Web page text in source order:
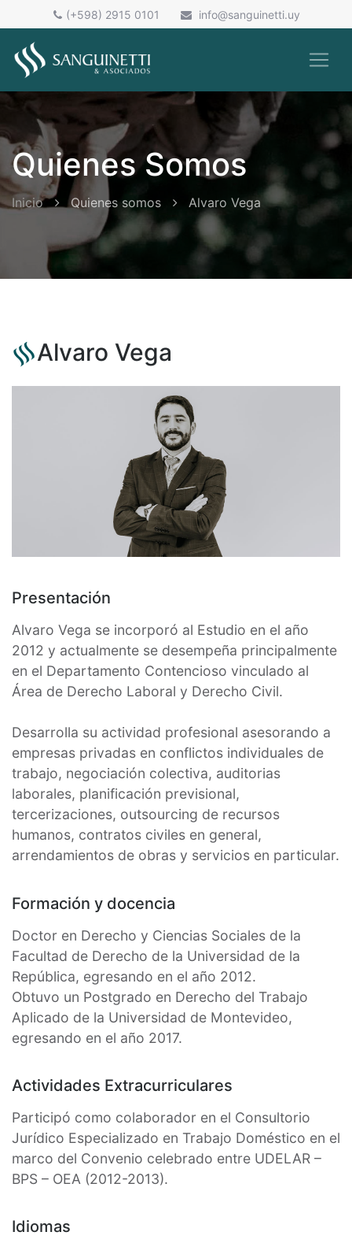
(+598) 2915 0101 info@sanguinetti.uy
Quienes Somos
Inicio Quienes somos Alvaro Vega
Alvaro Vega
Presentación
Alvaro Vega se incorporó al Estudio en el año
2012 y actualmente se desempeña principalmente
en el Departamento Contencioso vinculado al
Área de Derecho Laboral y Derecho Civil.
Desarrolla su actividad profesional asesorando a
empresas privadas en conflictos individuales de
trabajo, negociación colectiva, auditorias
laborales, planificación previsional,
tercerizaciones, outsourcing de recursos
humanos, contratos civiles en general,
arrendamientos de obras y servicios en particular.
Formación y docencia
Doctor en Derecho y Ciencias Sociales de la
Facultad de Derecho de la Universidad de la
República, egresando en el año 2012.
Obtuvo un Postgrado en Derecho del Trabajo
Aplicado de la Universidad de Montevideo,
egresando en el año 2017.
Actividades Extracurriculares
Participó como colaborador en el Consultorio
Jurídico Especializado en Trabajo Doméstico en el
marco del Convenio celebrado entre UDELAR –
BPS – OEA (2012-2013).
Idiomas